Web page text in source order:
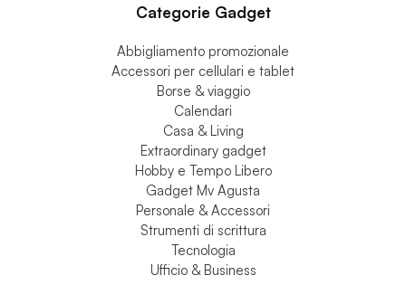
Categorie Gadget
Abbigliamento promozionale
Accessori per cellulari e tablet
Borse & viaggio
Calendari
Casa & Living
Extraordinary gadget
Hobby e Tempo Libero
Gadget Mv Agusta
Personale & Accessori
Strumenti di scrittura